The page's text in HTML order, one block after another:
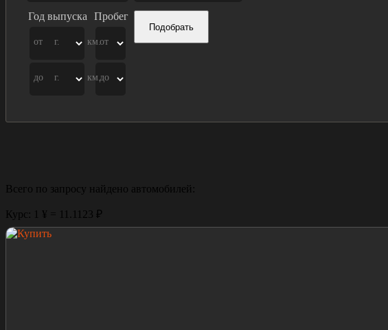
Год выпуска
от г.
до г.
Пробег
от
км.
до
км.
Подобрать
Всего по запросу найдено автомобилей:
Курс: 1 ¥ = 11.1123 ₽